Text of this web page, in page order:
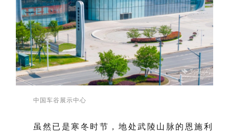
中国车谷展示中心
虽然已是寒冬时节，地处武陵山脉的恩施利